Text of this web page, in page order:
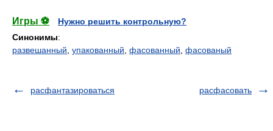
Игры ⚽
Нужно решить контрольную?
Синонимы:
развешанный упакованный фасованный фасованый
расфантазироваться расфасовать